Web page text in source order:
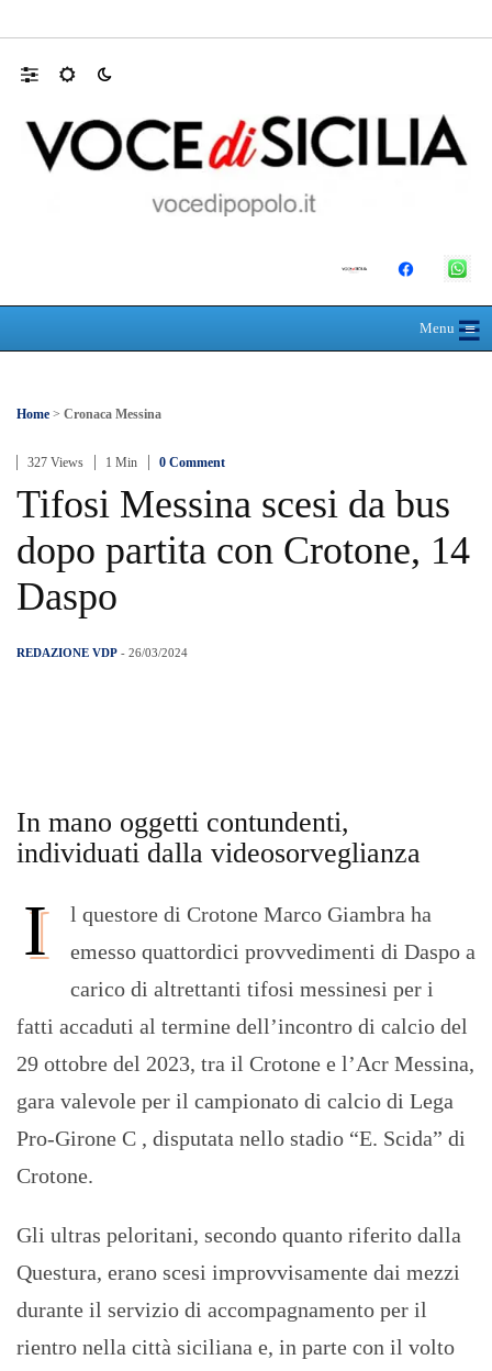
Menu≡
☰
Home > Cronaca Messina
327 Views 1 Min 0 Comment
Tifosi Messina scesi da bus
dopo partita con Crotone, 14
Daspo
REDAZIONE VDP - 26/03/2024
In mano oggetti contundenti,
individuati dalla videosorveglianza
I
l questore di Crotone Marco Giambra ha
emesso quattordici provvedimenti di Daspo a
carico di altrettanti tifosi messinesi per i
fatti accaduti al termine dell’incontro di calcio del
29 ottobre del 2023, tra il Crotone e l’Acr Messina,
gara valevole per il campionato di calcio di Lega
Pro-Girone C , disputata nello stadio “E. Scida” di
Crotone.
Gli ultras peloritani, secondo quanto riferito dalla
Questura, erano scesi improvvisamente dai mezzi
durante il servizio di accompagnamento per il
rientro nella città siciliana e, in parte con il volto